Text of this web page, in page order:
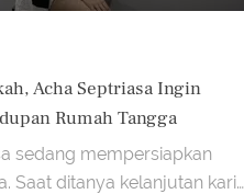
Acha Septriasa Ingin
Rumah Tangga
sedang mempersiapkan
Saat ditanya kelanjutan karir